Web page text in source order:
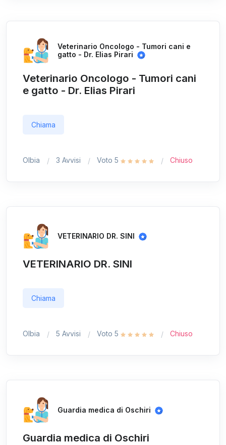
Veterinario Oncologo - Tumori cani e
gatto - Dr. Elias Pirari
Veterinario Oncologo - Tumori cani
e gatto - Dr. Elias Pirari
Chiama
Olbia 3 Avvisi Voto 5 Chiuso
VETERINARIO DR. SINI
VETERINARIO DR. SINI
Chiama
Olbia 5 Avvisi Voto 5 Chiuso
Guardia medica di Oschiri
Guardia medica di Oschiri